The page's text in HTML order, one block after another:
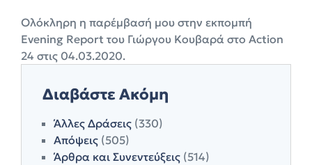
Ολόκληρη η παρέμβασή μου στην εκπομπή
Evening Report του Γιώργου Κουβαρά στο Action
24 στις 04.03.2020.
Διαβάστε Ακόμη
Άλλες Δράσεις (330)
Απόψεις (505)
Άρθρα και Συνεντεύξεις (514)